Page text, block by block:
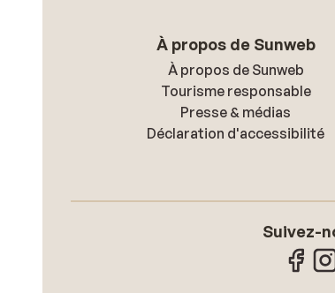
À propos de Sunweb
À propos de Sunweb
Tourisme responsable
Presse & médias
Déclaration d'accessibilité
Suivez-